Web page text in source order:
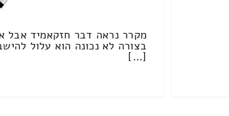
מקרר נראה דבר חזקאמיד אבל
בצורה לא נכונה הוא עלול
[…]